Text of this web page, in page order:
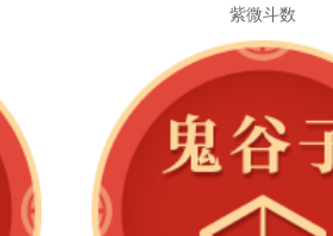
紫微斗数